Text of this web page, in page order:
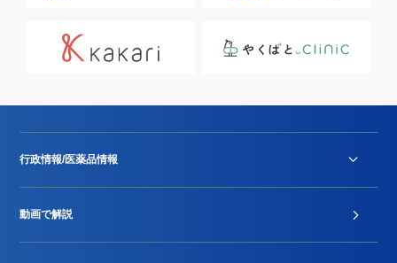
行政情報/医薬品情報
動画で解説